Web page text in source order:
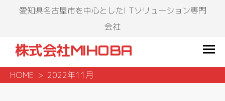
愛知県名古屋市を中心としたI Tソリューション専門
会社
株式会社MIHOBA
HOME 2022年11月